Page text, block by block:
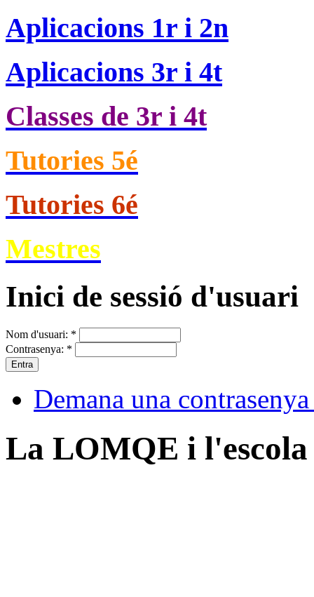
Aplicacions 1r i 2n
Aplicacions 3r i 4t
Classes de 3r i 4t
Tutories 5é
Tutories 6é
Mestres
Inici de sessió d'usuari
Nom d'usuari: *
Contrasenya: *
Demana una
La LOMQE i